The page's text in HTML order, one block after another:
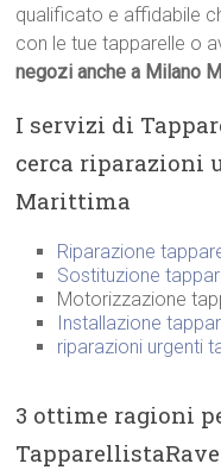
qualificato e affidabile
con le tue tapparelle o
negozi anche a Milano
I servizi di
cerca riparazioni
Marittima
Riparazione
Sostituzione
Motorizzazione
Installazione
riparazioni urgenti
3 ottime ragioni